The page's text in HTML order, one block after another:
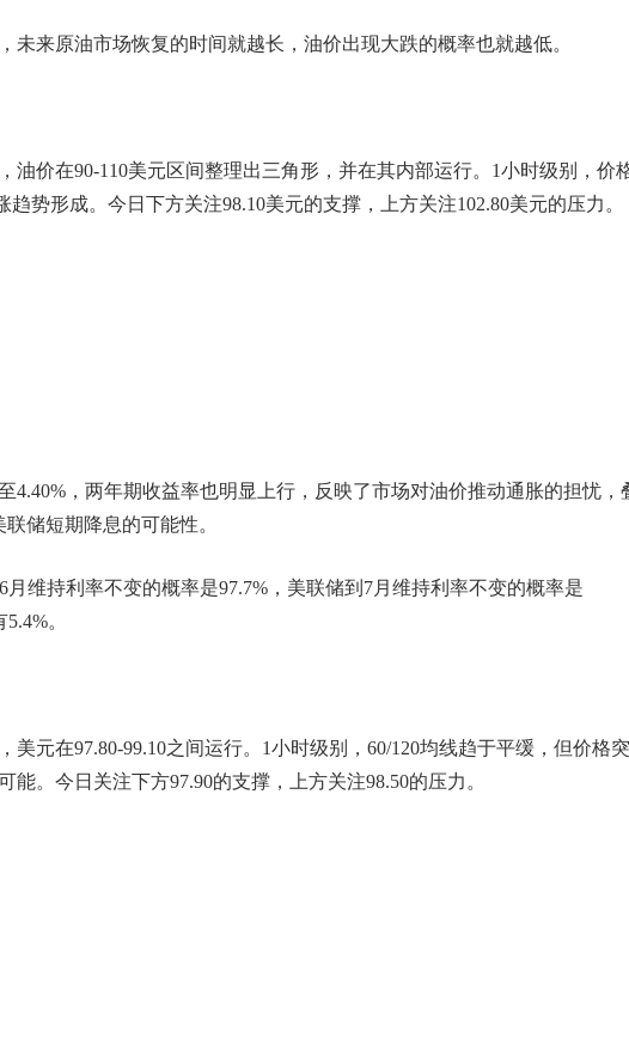
未来原油市场恢复的时间就越长，油价出现大跌的概率也就越低。
油价在90-110美元区间整理出三角形，并在其内部运行。1小时级别，价
势形成。今日下方关注98.10美元的支撑，上方关注102.80美元的压力。
4.40%，两年期收益率也明显上行，反映了市场对油价推动通胀的担忧，
储短期降息的可能性。
月维持利率不变的概率是97.7%，美联储到7月维持利率不变的概率是
。
美元在97.80-99.10之间运行。1小时级别，60/120均线趋于平缓，但价格突
。今日关注下方97.90的支撑，上方关注98.50的压力。